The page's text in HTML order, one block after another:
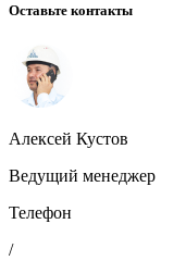
Оставьте контакты
Алексей Кустов
Ведущий менеджер
Телефон
/